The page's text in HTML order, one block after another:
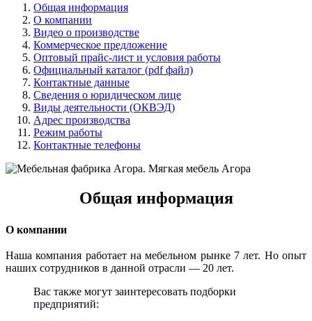
Общая информация
О компании
Видео о производстве
Коммерческое предложение
Оптовый прайс-лист и условия работы
Официальный каталог (pdf файл)
Контактные данные
Сведения о юридическом лице
Виды деятельности (ОКВЭД)
Адрес производства
Режим работы
Контактные телефоны
Общая информация
О компании
Наша компания работает на мебельном рынке 7 лет. Но опыт
наших сотрудников в данной отрасли — 20 лет.
Вас также могут заинтересовать подборки
предприятий: